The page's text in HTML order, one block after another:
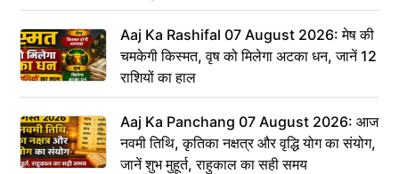
Aaj Ka Rashifal 07 August 2026: मेष की
चमकेगी किस्मत, वृष को मिलेगा अटका धन, जानें 12
राशियों का हाल
Aaj Ka Panchang 07 August 2026: आज
नवमी तिथि, कृतिका नक्षत्र और वृद्धि योग का संयोग,
जानें शुभ मुहूर्त, राहुकाल का सही समय